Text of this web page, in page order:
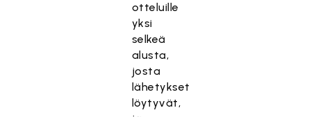
otteluille
yksi
selkeä
alusta,
josta
lähetykset
löytyvät,